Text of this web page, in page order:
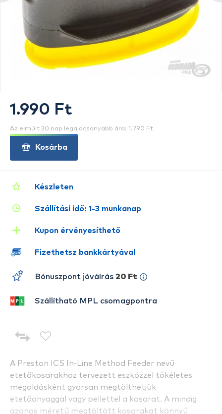
A Preston ICS In-Line Method Feeder nevű
etetőkosarakhoz tervezett eszközzel tökéletes
megoldásként gyorsan megtölthetjük
etetőanyaggal vagy pellettel a kosarat. A mindig
azonos méretű megtöltött kosarakat könnyű
Készleten
Szállítási idő: 1-3 munkanap
Kupon érvényesíthető
Fizethetsz bankkártyával
Bónuszpont jóváírás 20 Ft
Szállítható MPL csomagpontra
1.990 Ft
Az elmúlt 30 nap legalacsonyabb ára: 1.790 Ft
Kosárba